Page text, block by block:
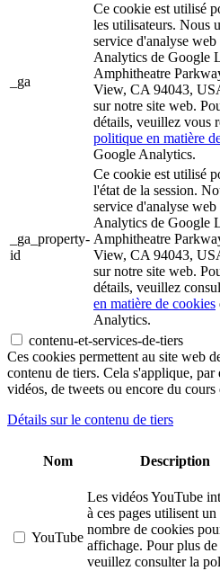
_ga
Ce cookie est utilisé
les utilisateurs. Nous
service d'analyse
Analytics de Google
Amphitheatre
View, CA 94043,
sur notre site web.
détails, veuillez vous
politique en matière
Google Analytics.
_ga_property-
id
Ce cookie est utilisé
l'état de la session.
service d'analyse
Analytics de Google
Amphitheatre
View, CA 94043,
sur notre site web.
détails, veuillez
en matière de cookies
Analytics.
contenu-et-services-de-tiers
Ces cookies permettent au site web
contenu de tiers. Cela s'applique,
vidéos, de tweets ou encore du cours
Détails sur le contenu de tiers
Nom Description
YouTube
Les vidéos YouTube
à ces pages utilisent un
nombre de cookies
affichage. Pour plus de
veuillez consulter la